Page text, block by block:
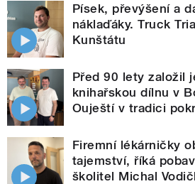
Písek, převýšení a
náklaďáky. Truck
Kunštátu
Před 90 lety založil
knihařskou dílnu v
Ouještí v tradici
Firemní lékárničky
tajemství, říká
školitel Michal